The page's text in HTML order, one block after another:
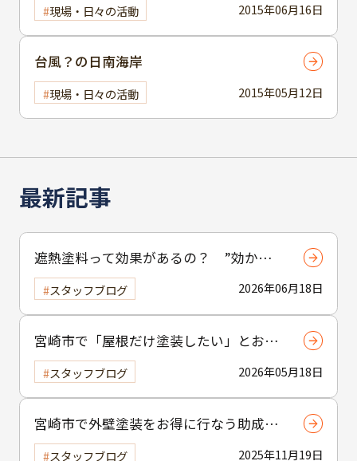
最新記事
遮熱塗料って効果があるの？ ”効かな
い”と言われる理由と正しい使い方 2026年06月18日
スタッフブログ
宮崎市で「屋根だけ塗装したい」とお考
えの方へ｜小工事・雨樋交換だけでも大
歓迎！
2026年05月18日
スタッフブログ
宮崎市で外壁塗装をお得に行なう助成金
制度の活用方法
2025年11月19日
スタッフブログ
2015年06月16日
現場・日々の活動
2015年05月12日
台風？の日南海岸
現場・日々の活動